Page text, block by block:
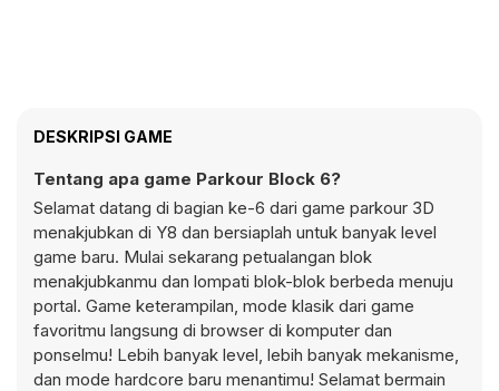
DESKRIPSI GAME
Tentang apa game Parkour Block 6?
Selamat datang di bagian ke-6 dari game parkour 3D
menakjubkan di Y8 dan bersiaplah untuk banyak level
game baru. Mulai sekarang petualangan blok
menakjubkanmu dan lompati blok-blok berbeda menuju
portal. Game keterampilan, mode klasik dari game
favoritmu langsung di browser di komputer dan
ponselmu! Lebih banyak level, lebih banyak mekanisme,
dan mode hardcore baru menantimu! Selamat bermain